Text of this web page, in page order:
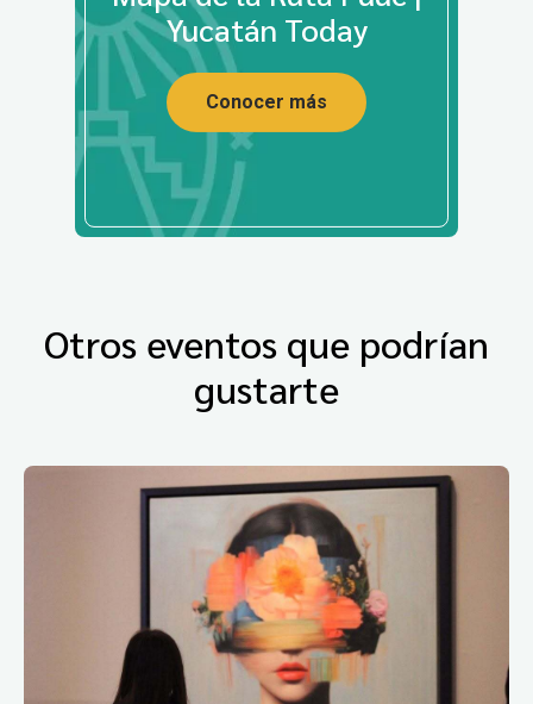
Yucatán Today
Conocer más
Otros eventos que podrían
gustarte